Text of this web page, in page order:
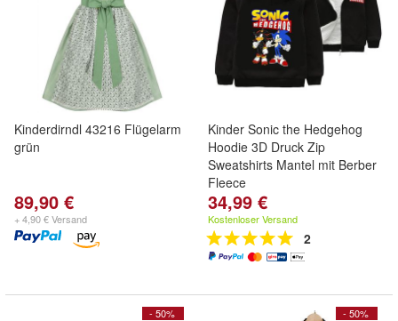
Kinderdirndl 43216 Flügelarm
grün
89,90 €
+ 4,90 € Versand
Kinder Sonic the Hedgehog
Hoodie 3D Druck Zip
Sweatshirts Mantel mit Berber
Fleece
34,99 €
Kostenloser Versand
2
- 50% - 50%